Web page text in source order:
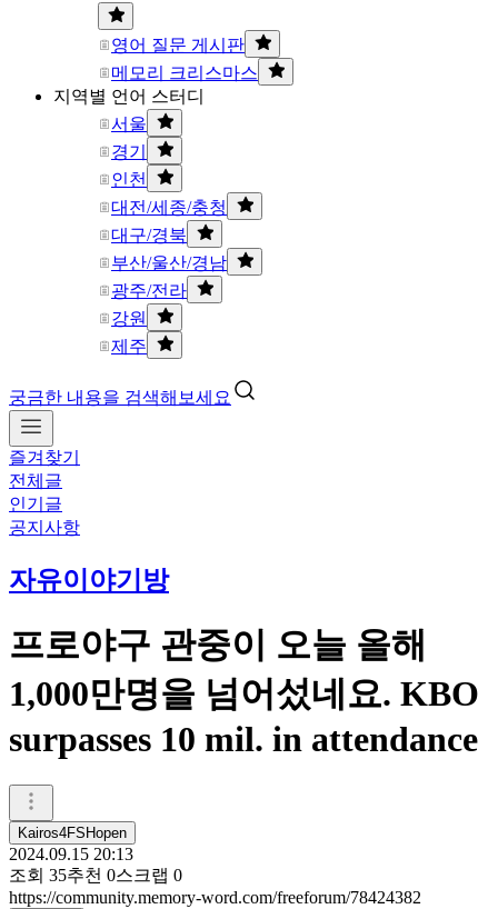
영어 질문 게시판
메모리 크리스마스
지역별 언어 스터디
서울
경기
인천
대전/세종/충청
대구/경북
부산/울산/경남
광주/전라
강원
제주
궁금한 내용을 검색해보세요
즐겨찾기
전체글
인기글
공지사항
자유이야기방
프로야구 관중이 오늘 올해
1,000만명을 넘어섰네요. KBO
surpasses 10 mil. in attendance
Kairos4FSHopen
2024.09.15 20:13
조회 35추천 0스크랩 0
https://community.memory-word.com/freeforum/78424382